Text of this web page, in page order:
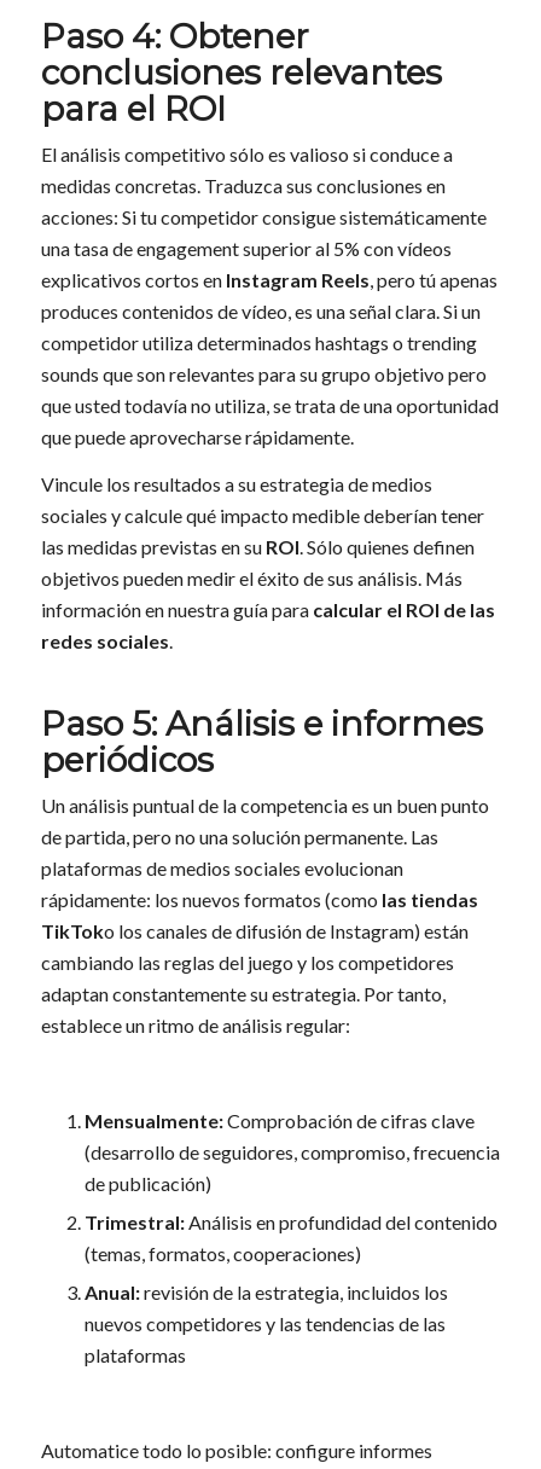
Paso 4: Obtener
conclusiones relevantes
para el ROI
El análisis competitivo sólo es valioso si conduce a
medidas concretas. Traduzca sus conclusiones en
acciones: Si tu competidor consigue sistemáticamente
una tasa de engagement superior al 5% con vídeos
explicativos cortos en Instagram Reels , pero tú apenas
produces contenidos de vídeo, es una señal clara. Si un
competidor utiliza determinados hashtags o trending
sounds que son relevantes para su grupo objetivo pero
que usted todavía no utiliza, se trata de una oportunidad
que puede aprovecharse rápidamente.
Vincule los resultados a su estrategia de medios
sociales y calcule qué impacto medible deberían tener
las medidas previstas en su ROI. Sólo quienes definen
objetivos pueden medir el éxito de sus análisis. Más
información en nuestra guía para calcular el ROI de las
redes sociales.
Paso 5: Análisis e informes
periódicos
Un análisis puntual de la competencia es un buen punto
de partida, pero no una solución permanente. Las
plataformas de medios sociales evolucionan
rápidamente: los nuevos formatos (como las tiendas
TikToko los canales de difusión de Instagram) están
cambiando las reglas del juego y los competidores
adaptan constantemente su estrategia. Por tanto,
establece un ritmo de análisis regular:
Mensualmente:Comprobación de cifras clave
(desarrollo de seguidores, compromiso, frecuencia
de publicación)
Trimestral:Análisis en profundidad del contenido
(temas, formatos, cooperaciones)
Anual:revisión de la estrategia, incluidos los
nuevos competidores y las tendencias de las
plataformas
Automatice todo lo posible: configure informes